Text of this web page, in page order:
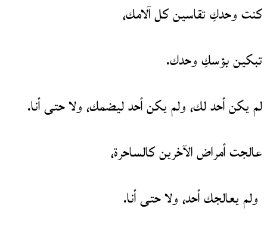
كنت وحدكِ تقاسين كل آلامك،
تبكين بؤسكِ وحدك.
لم يكن أحد لك، ولم يكن أحد ليضمك، ولا حتى أنا.
عالجت أمراض الآخرين كالساحرة،
ولم يعالجك أحد، ولا حتى أنا.